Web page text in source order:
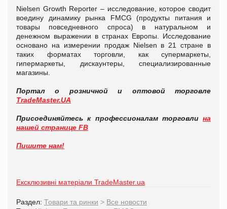
Nielsen Growth Reporter – исследование, которое сводит
воедину динамику рынка FMCG (продукты питания и
товары повседневного спроса) в натуральном и
денежном выражении в странах Европы. Исследование
основано на измерении продаж Nielsen в 21 стране в
таких форматах торговли, как супермаркеты,
гипермаркеты, дискаунтеры, специализированные
магазины.
Портал о розничной и оптовой торговле
TradeMaster.UA
Присоединяйтесь к профессионалам торговли на
нашей странице FB
Пишите нам!
Ексклюзивні матеріали TradeMaster.ua
Раздел: Товари та ринки > Все новости